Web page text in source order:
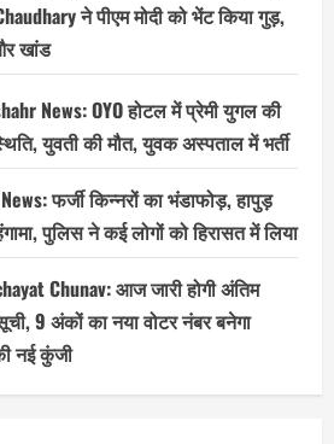
ने पीएम मोदी को भेंट किया गुड़,
खांड
News: OYO होटल में प्रेमी युगल की
युवती की मौत, युवक अस्पताल में भर्ती
फर्जी किन्नरों का भंडाफोड़, हापुड़
पुलिस ने कई लोगों को हिरासत में लिया
Chunav: आज जारी होगी अंतिम
9 अंकों का नया वोटर नंबर बनेगा
नई कुंजी